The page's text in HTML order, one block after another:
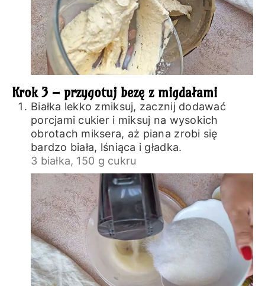
Krok 3 – przygotuj bezę z migdałami
Białka lekko zmiksuj, zacznij dodawać
porcjami cukier i miksuj na wysokich
obrotach miksera, aż piana zrobi się
bardzo biała, lśniąca i gładka.
3 białka, 150 g cukru